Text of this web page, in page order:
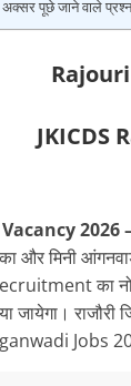
अक्सर पूछे जाने वाले
JKICDS
2026
और मिनी
का
जायेगा। राजौरी
Jobs